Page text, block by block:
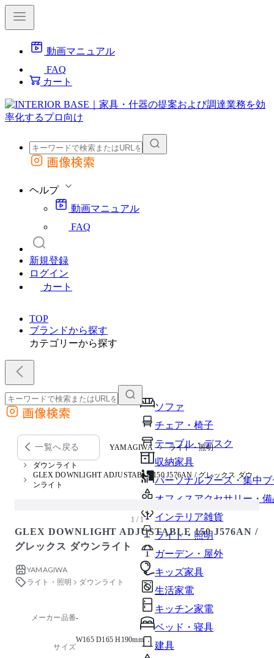
動画マニュアル
FAQ
カート
外部サイトの商品をカートに追加
画像検索
ヘルプ
動画マニュアル
FAQ
新規登録
ログイン
カート
TOP
ブランドから探す
カテゴリーから探す
ソファ
チェア・椅子
テーブル・デスク
収納家具
パーソナルブース・集中
オフィスアクセサリー・備
インテリア雑貨
ライト・照明
ガーデン・屋外
キッズ家具
生活家電
キッチン家電
ベッド・寝具
建具
外部サイトの商品をカートに追加
他のサイトで見つけた商品ページのURLを貼り付けて、カートに追加できます
画像検索
一覧へ戻る YAMAGIWA ライト・照明
ダウンライト
GLEX DOWNLIGHT ADJUSTABLE 150 J576AN / グレックス ダウ
ンライト
1 / 1
GLEX DOWNLIGHT ADJUSTABLE 150 J576AN /
グレックス ダウンライト
YAMAGIWA
ライト・照明
ダウンライト
メーカー品番-
サイズ
W165 D165 H190mm